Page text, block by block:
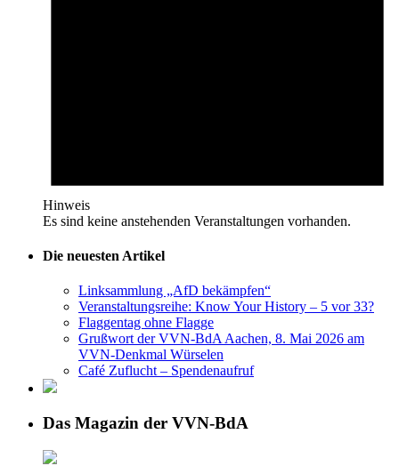
Hinweis
Es sind keine anstehenden Veranstaltungen vorhanden.
Die neuesten Artikel
Linksammlung „AfD bekämpfen“
Veranstaltungsreihe: Know Your History – 5 vor 33?
Flaggentag ohne Flagge
Grußwort der VVN-BdA Aachen, 8. Mai 2026 am
VVN-Denkmal Würselen
Café Zuflucht – Spendenaufruf
Das Magazin der VVN-BdA